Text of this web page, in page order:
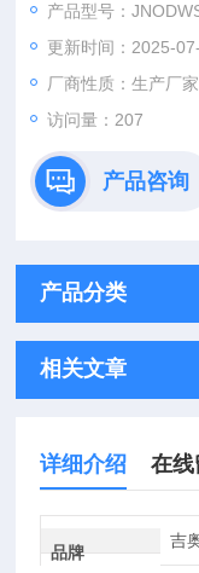
机构、药企及医疗机
分析与成果转化的一
速创新成果落地。
产品型号：
更新时间：2025-
厂商性质：生产厂家
访问量：207
产品咨询
产品分类
相关文章
详细介绍 在
品牌
吉